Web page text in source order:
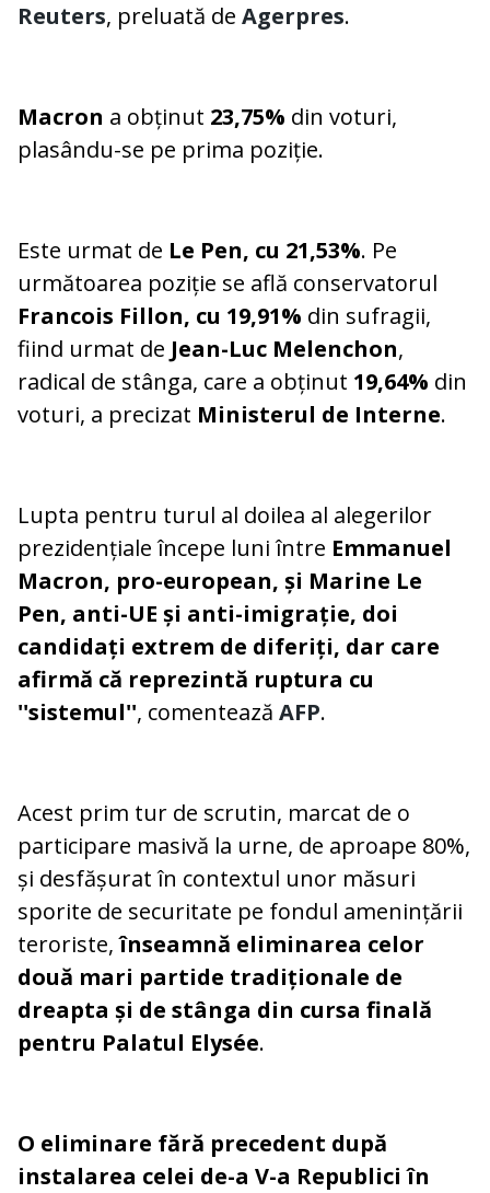
Reuters, preluată de Agerpres.
Macron a obținut 23,75% din voturi,
plasându-se pe prima poziție.
Este urmat de Le Pen, cu 21,53%. Pe
următoarea poziție se află conservatorul
Francois Fillon, cu 19,91% din sufragii,
fiind urmat de Jean-Luc Melenchon,
radical de stânga, care a obținut 19,64% din
voturi, a precizat Ministerul de Interne.
Lupta pentru turul al doilea al alegerilor
prezidențiale începe luni între Emmanuel
Macron, pro-european, și Marine Le
Pen, anti-UE și anti-imigrație, doi
candidați extrem de diferiți, dar care
afirmă că reprezintă ruptura cu
''sistemul'', comentează AFP.
Acest prim tur de scrutin, marcat de o
participare masivă la urne, de aproape 80%,
și desfășurat în contextul unor măsuri
sporite de securitate pe fondul amenințării
teroriste,înseamnă eliminarea celor
două mari partide tradiționale de
dreapta și de stânga din cursa finală
pentru Palatul Elysée.
O eliminare fără precedent după
instalarea celei de-a V-a Republici în